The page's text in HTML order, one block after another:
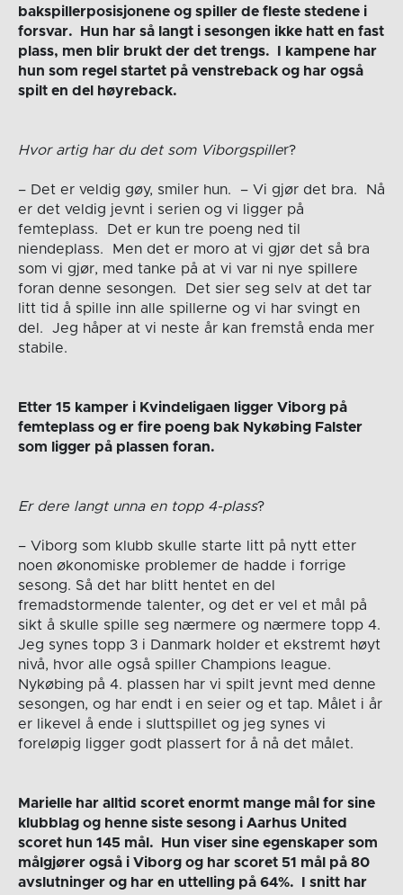
bakspillerposisjonene og spiller de fleste stedene i
forsvar. Hun har så langt i sesongen ikke hatt en fast
plass, men blir brukt der det trengs. I kampene har
hun som regel startet på venstreback og har også
spilt en del høyreback.
Hvor artig har du det som Viborgspiller?
– Det er veldig gøy, smiler hun. – Vi gjør det bra. Nå
er det veldig jevnt i serien og vi ligger på
femteplass. Det er kun tre poeng ned til
niendeplass. Men det er moro at vi gjør det så bra
som vi gjør, med tanke på at vi var ni nye spillere
foran denne sesongen. Det sier seg selv at det tar
litt tid å spille inn alle spillerne og vi har svingt en
del. Jeg håper at vi neste år kan fremstå enda mer
stabile.
Etter 15 kamper i Kvindeligaen ligger Viborg på
femteplass og er fire poeng bak Nykøbing Falster
som ligger på plassen foran.
Er dere langt unna en topp 4-plass?
– Viborg som klubb skulle starte litt på nytt etter
noen økonomiske problemer de hadde i forrige
sesong. Så det har blitt hentet en del
fremadstormende talenter, og det er vel et mål på
sikt å skulle spille seg nærmere og nærmere topp 4.
Jeg synes topp 3 i Danmark holder et ekstremt høyt
nivå, hvor alle også spiller Champions league.
Nykøbing på 4. plassen har vi spilt jevnt med denne
sesongen, og har endt i en seier og et tap. Målet i år
er likevel å ende i sluttspillet og jeg synes vi
foreløpig ligger godt plassert for å nå det målet.
Marielle har alltid scoret enormt mange mål for sine
klubblag og henne siste sesong i Aarhus United
scoret hun 145 mål. Hun viser sine egenskaper som
målgjører også i Viborg og har scoret 51 mål på 80
avslutninger og har en uttelling på 64%. I snitt har